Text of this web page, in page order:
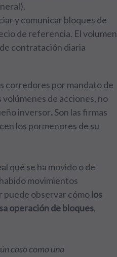
y comunicar bloques de
de referencia. El volumen
contratación diaria
corredores por mandato de
de acciones, no
inversor.Son las firmas
los pormenores de su
qué se ha movido o de
movimientos
puede observar cómolos
operación de bloques,
caso como una